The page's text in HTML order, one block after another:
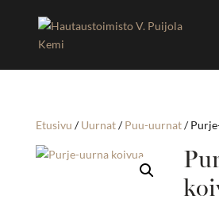
Etusivu /Uurnat/Puu-uurnat/